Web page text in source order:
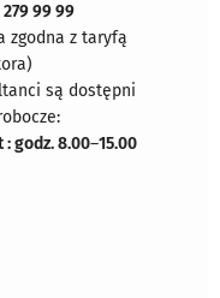
279 99 99
zgodna z taryfą
są dostępni
: godz. 8.00–15.00